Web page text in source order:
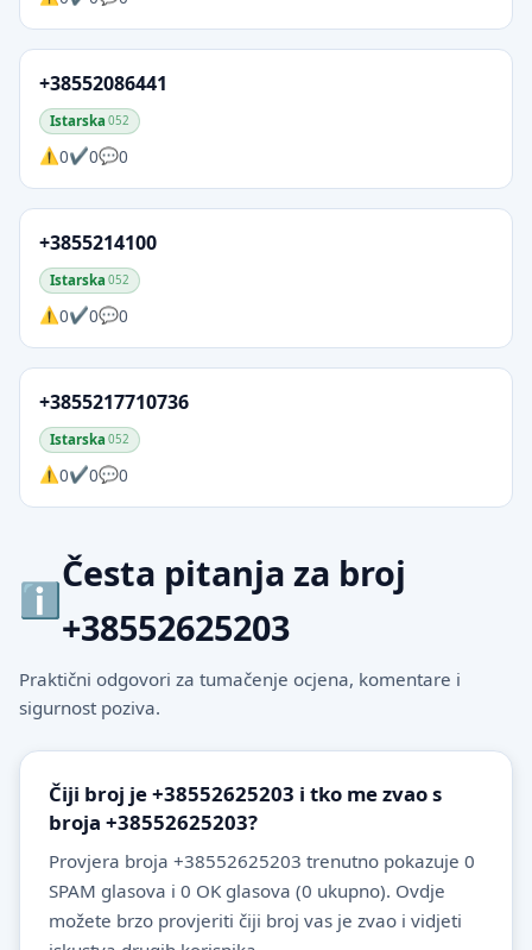
+38552086441
Istarska 052
0 0 0
+3855214100
Istarska 052
0 0 0
+3855217710736
Istarska 052
0 0 0
Česta pitanja za broj
+38552625203
Praktični odgovori za tumačenje ocjena, komentare i
sigurnost poziva.
Čiji broj je +38552625203 i tko me zvao s
broja +38552625203?
Provjera broja +38552625203 trenutno pokazuje 0
SPAM glasova i 0 OK glasova (0 ukupno). Ovdje
možete brzo provjeriti čiji broj vas je zvao i vidjeti